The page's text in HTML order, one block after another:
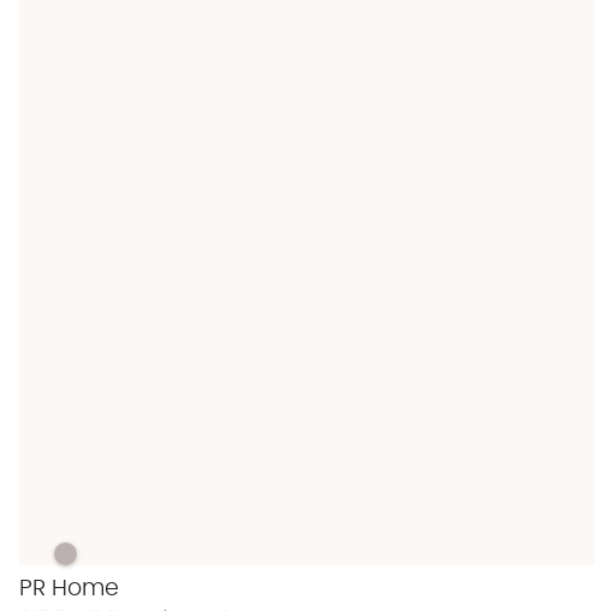
CLEVELAND Fönsterlampa Svart Finns även i dessa färger:
CLEVELAND Fönsterlampa Svart
PR Home